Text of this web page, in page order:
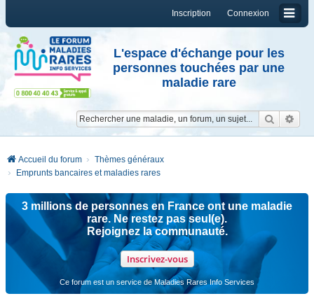
Connexion
Inscription
L'espace d'échange pour les
personnes touchées par une
maladie rare
Accueil du forum
Thèmes généraux
Emprunts bancaires et maladies rares
3 millions de personnes en France ont une maladie
rare. Ne restez pas seul(e).
Rejoignez la communauté.
Inscrivez-vous
Ce forum est un service de Maladies Rares Info Services